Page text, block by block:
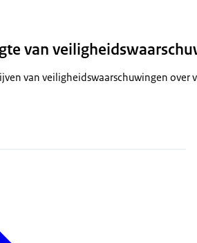
van
van veiligheidswaarschuwingen over